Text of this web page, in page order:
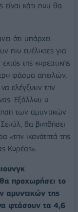
είναι κάτι που θα
ότι υπάρχει
πιο ευέλικτες για
της κορεατικής
φάσμα απειλών,
ελέγξουν την
Εξάλλου ο
των αμυντικών
θα βοηθήσει
«την ικανότητά της
Κορέας».
προχωρήσει το
αμυντικών της
φτάσουν τα 4,6